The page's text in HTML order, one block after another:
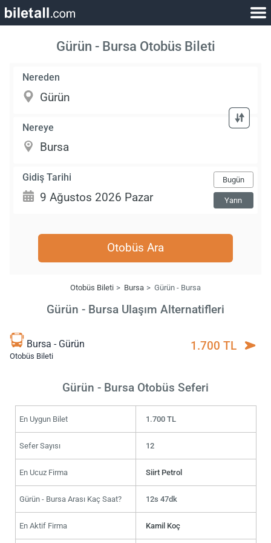
Gürün - Bursa Otobüs Bileti
Nereden
Nereye
Gidiş Tarihi Bugün
Yarın
Otobüs Ara
Otobüs Bileti Bursa Gürün - Bursa
Gürün - Bursa Ulaşım Alternatifleri
Bursa - Gürün
Otobüs Bileti
1.700 TL
Gürün - Bursa Otobüs Seferi
En Uygun Bilet 1.700 TL
Sefer Sayısı 12
En Ucuz Firma Siirt Petrol
Gürün - Bursa Arası Kaç Saat? 12s 47dk
En Aktif Firma Kamil Koç